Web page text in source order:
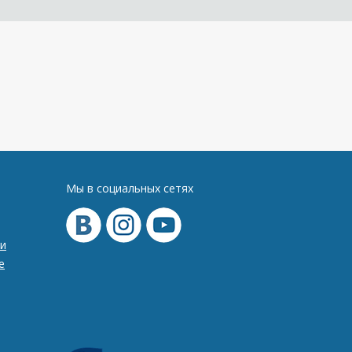
Мы в социальных сетях